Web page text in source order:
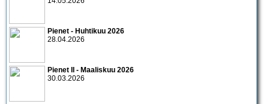
Pienet - Huhtikuu 2026
28.04.2026
Pienet II - Maaliskuu 2026
30.03.2026